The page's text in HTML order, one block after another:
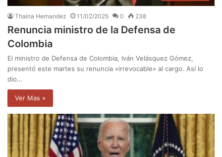
Thaina Hernandez 11/02/2025 0 238
Renuncia ministro de la Defensa de
Colombia
El ministro de Defensa de Colombia, Iván Velásquez Gómez,
presentó este martes su renuncia «irrevocable» al cargo. Así lo
dio…
Ver Mas »